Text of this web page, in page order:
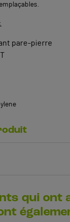
pare-pierre
qui ont